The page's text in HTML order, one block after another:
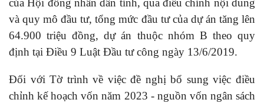
và quy mô đầu tư, tổng mức đầu tư của dự án tăng lên
64.900 triệu đồng, dự án thuộc nhóm B theo quy
định tại Điều 9 Luật Đầu tư công ngày 13/6/2019.
Đối với Tờ trình về việc đề nghị bổ sung việc điều
chỉnh kế hoạch vốn năm 2023 - nguồn vốn ngân sách